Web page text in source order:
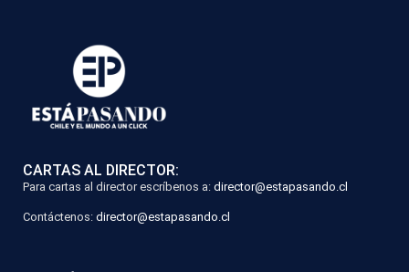
CARTAS AL DIRECTOR:
Para cartas al director escríbenos a: director@estapasando.cl
Contáctenos: director@estapasando.cl